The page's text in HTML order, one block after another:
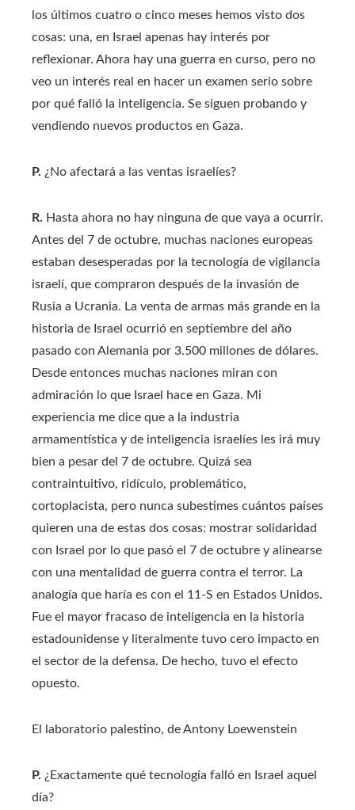
los últimos cuatro o cinco meses hemos visto dos
cosas: una, en Israel apenas hay interés por
reflexionar. Ahora hay una guerra en curso, pero no
veo un interés real en hacer un examen serio sobre
por qué falló la inteligencia. Se siguen probando y
vendiendo nuevos productos en Gaza.
P. ¿No afectará a las ventas israelíes?
R. Hasta ahora no hay ninguna de que vaya a ocurrir.
Antes del 7 de octubre, muchas naciones europeas
estaban desesperadas por la tecnología de vigilancia
israelí, que compraron después de la invasión de
Rusia a Ucrania. La venta de armas más grande en la
historia de Israel ocurrió en septiembre del año
pasado con Alemania por 3.500 millones de dólares.
Desde entonces muchas naciones miran con
admiración lo que Israel hace en Gaza. Mi
experiencia me dice que a la industria
armamentística y de inteligencia israelíes les irá muy
bien a pesar del 7 de octubre. Quizá sea
contraintuitivo, ridículo, problemático,
cortoplacista, pero nunca subestimes cuántos países
quieren una de estas dos cosas: mostrar solidaridad
con Israel por lo que pasó el 7 de octubre y alinearse
con una mentalidad de guerra contra el terror. La
analogía que haría es con el 11-S en Estados Unidos.
Fue el mayor fracaso de inteligencia en la historia
estadounidense y literalmente tuvo cero impacto en
el sector de la defensa. De hecho, tuvo el efecto
opuesto.
El laboratorio palestino, de Antony Loewenstein
P. ¿Exactamente qué tecnología falló en Israel aquel
día?